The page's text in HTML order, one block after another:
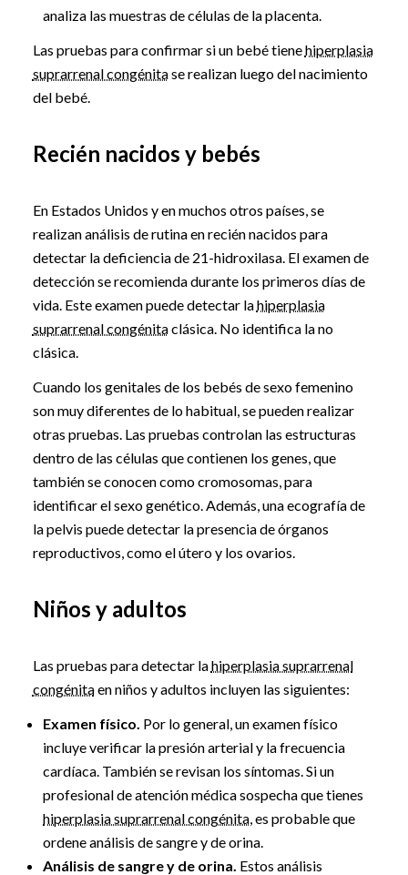
analiza las muestras de células de la placenta.
Las pruebas para confirmar si un bebé tienehiperplasia
suprarrenal congénitase realizan luego del nacimiento
del bebé.
Recién nacidos y bebés
En Estados Unidos y en muchos otros países, se
realizan análisis de rutina en recién nacidos para
detectar la deficiencia de 21-hidroxilasa. El examen de
detección se recomienda durante los primeros días de
vida. Este examen puede detectar lahiperplasia
suprarrenal congénitaclásica. No identifica la no
clásica.
Cuando los genitales de los bebés de sexo femenino
son muy diferentes de lo habitual, se pueden realizar
otras pruebas. Las pruebas controlan las estructuras
dentro de las células que contienen los genes, que
también se conocen como cromosomas, para
identificar el sexo genético. Además, una ecografía de
la pelvis puede detectar la presencia de órganos
reproductivos, como el útero y los ovarios.
Niños y adultos
Las pruebas para detectar lahiperplasia suprarrenal
congénitaen niños y adultos incluyen las siguientes:
Examen físico. Por lo general, un examen físico
incluye verificar la presión arterial y la frecuencia
cardíaca. También se revisan los síntomas. Si un
profesional de atención médica sospecha que tienes
hiperplasia suprarrenal congénita, es probable que
ordene análisis de sangre y de orina.
Análisis de sangre y de orina. Estos análisis